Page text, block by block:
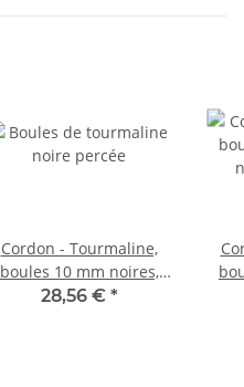
Cordon - Tourmaline,
boules 10 mm noires,
longueur 39,5 cm /1520
28,56 € *